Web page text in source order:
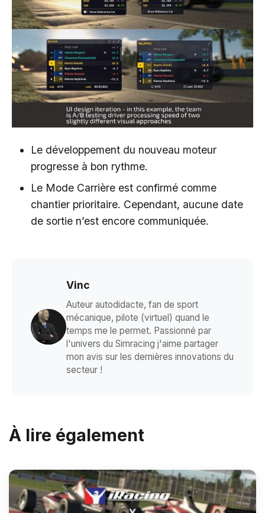
Le développement du nouveau moteur
progresse à bon rythme.
Le Mode Carrière est confirmé comme
chantier prioritaire. Cependant, aucune date
de sortie n’est encore communiquée.
Vinc
Auteur autodidacte, fan de sport
mécanique, pilote (virtuel) quand le
temps me le permet. Passionné par
l'univers du Simracing j'aime partager
mon avis sur les dernières innovations du
secteur !
À lire également